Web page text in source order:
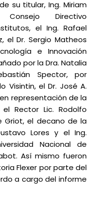
su titular, Ing. Miriam
Directivo
el Ing. Rafael
el Dr. Sergio Matheos
e Innovación
por la Dra. Natalia
Spector, por
Visintin, el Dr. José A.
representación de la
Rector Lic. Rodolfo
Griot, el decano de la
Lores y el Ing.
Nacional de
Así mismo fueron
Flexer por parte del
a cargo del informe